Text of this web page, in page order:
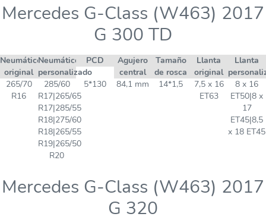
Mercedes G-Class (W463) 2017
G 300 TD
Neumático
original
Neumático
personalizado
PCD
Agujero
central
Tamaño
de rosca
Llanta
original
Llanta
265/70
R16
285/60
R17|265/65
R17|285/55
R18|275/60
R18|265/55
R19|265/50
R20
5*130 84,1 mm 14*1,5
7,5 x 16
ET63
8 x 16
ET50|8 x
17
ET45|8,5
x 18 ET45
Mercedes G-Class (W463) 2017
G 320